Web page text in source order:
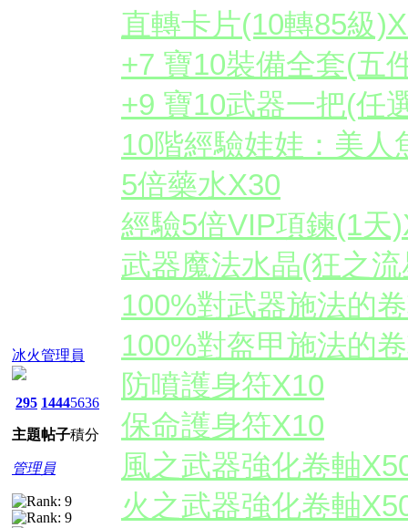
冰火管理員
295
主題
1444
帖子
5636
積分
管理員
直轉卡片(10轉85級
+7 寶10裝備全套(五
+9 寶10武器一把(任
10階經驗娃娃：美人
5倍藥水X30
經驗5倍VIP項鍊(1天
武器魔法水晶(狂之
100%對武器施法的
100%對盔甲施法的
防噴護身符X10
保命護身符X10
風之武器強化卷軸
火之武器強化卷軸